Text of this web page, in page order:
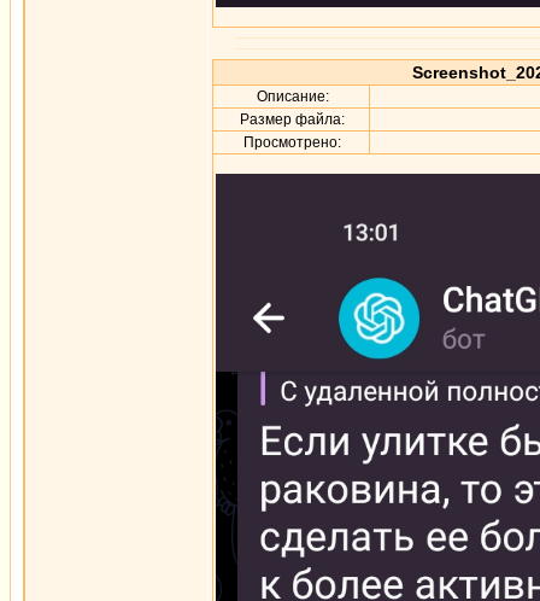
Описание:
Размер файла:
Просмотрено: